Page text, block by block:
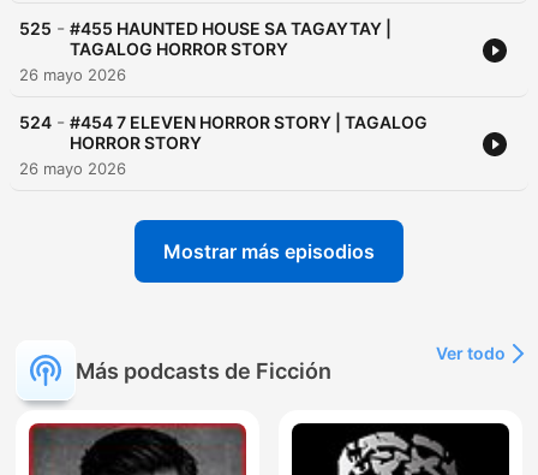
525 - #455 HAUNTED HOUSE SA TAGAYTAY |
TAGALOG HORROR STORY
26 mayo 2026
524 - #454 7 ELEVEN HORROR STORY | TAGALOG
HORROR STORY
26 mayo 2026
Mostrar más episodios
Más podcasts de Ficción
Ver todo